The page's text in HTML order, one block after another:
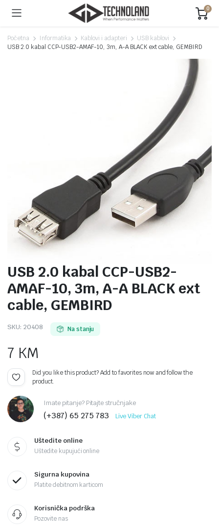
0
Početna Informatika Kablovi i adapteri
USB kablovi
USB 2.0 kabal CCP-USB2-AMAF-10, 3m, A-A BLACK ext cable, GEMBIRD
USB 2.0 kabal CCP-USB2-
AMAF-10, 3m, A-A BLACK ext
cable, GEMBIRD
SKU: 20408 Na stanju
7 KM
Did you like this product? Add to favorites now and follow the
product.
Imate pitanje? Pitajte stručnjake
(+387) 65 275 783 Live Viber Chat
Uštedite online
Uštedite kupujući online
Sigurna kupovina
Platite debitnom karticom
Korisnička podrška
Pozovite nas